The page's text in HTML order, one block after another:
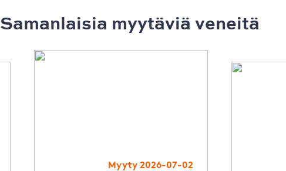
Samanlaisia ​​myytäviä veneitä
Myyty 2026-07-02